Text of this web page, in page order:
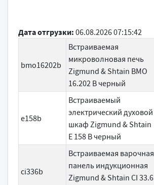
Дата отгрузки: 06.08.2026 07:15:42
bmo16202b
Встраиваемая
микроволновая печь
Zigmund & Shtain BMO
16.202 B черный
e158b
Встраиваемый
электрический духовой
шкаф Zigmund & Shtain
E 158 B черный
ci336b
Встраиваемая варочная
панель индукционная
Zigmund & Shtain CI 33.6